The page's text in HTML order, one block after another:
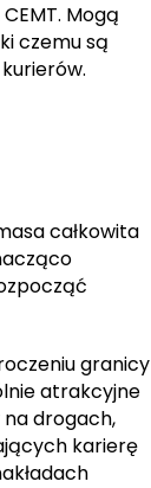
Mogą
czemu są
całkowita
granicy
atrakcyjne
drogach,
karierę